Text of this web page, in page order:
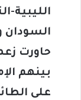
الليبية-
السودان
حاورت
بينهم
على